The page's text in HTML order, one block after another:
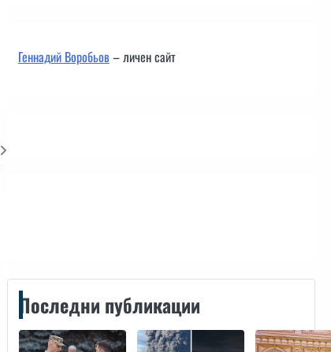
Геннадий Воробьов– личен сайт
Последни публикации